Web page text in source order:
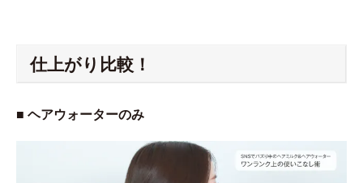
仕上がり比較！
■ ヘアウォーターのみ